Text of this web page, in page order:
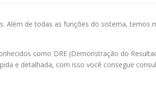
Além de todas as funções do sistema, temos
como DRE (Demonstração do
e detalhada, com isso você consegue